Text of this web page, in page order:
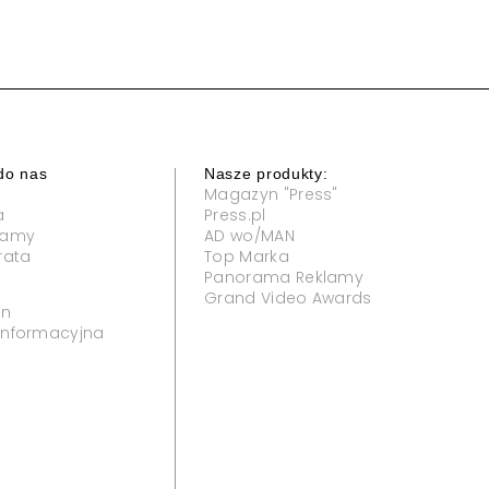
nas Nasze produkty:
Magazyn "Press"
Press.pl
AD wo/MAN
Top Marka
Panorama Reklamy
Grand Video Awards